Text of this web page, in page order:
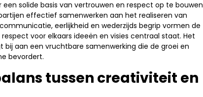
solide basis van vertrouwen en respect op te bouwen
effectief samenwerken aan het realiseren van
eerlijkheid en wederzijds begrip vormen de
voor elkaars ideeën en visies centraal staat. Het
aan een vruchtbare samenwerking die de groei en
bevordert.
tussen creativiteit en